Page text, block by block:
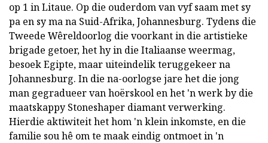
op 1 in Litaue. Op die ouderdom van vyf saam met sy
pa en sy ma na Suid-Afrika, Johannesburg. Tydens die
Tweede Wêreldoorlog die voorkant in die artistieke
brigade getoer, het hy in die Italiaanse weermag,
besoek Egipte, maar uiteindelik teruggekeer na
Johannesburg. In die na-oorlogse jare het die jong
man gegradueer van hoërskool en het 'n werk by die
maatskappy Stoneshaper diamant verwerking.
Hierdie aktiwiteit het hom 'n klein inkomste, en die
familie sou hê om te maak eindig ontmoet in 'n